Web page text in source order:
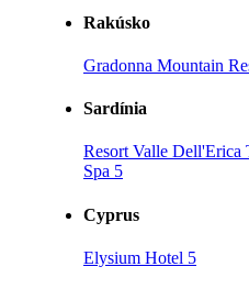
Rakúsko
Gradonna Mountain
Sardínia
Resort Valle Dell'Erica
Spa 5
Cyprus
Elysium Hotel 5